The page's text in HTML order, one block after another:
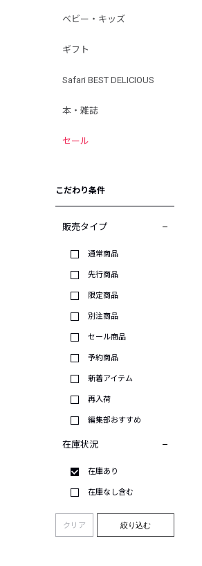
ベビー・キッズ
ギフト
Safari BEST DELICIOUS
本・雑誌
セール
こだわり条件
販売タイプ
通常商品
先行商品
限定商品
別注商品
セール商品
予約商品
新着アイテム
再入荷
編集部おすすめ
在庫状況
在庫あり
在庫なし含む
クリア 絞り込む